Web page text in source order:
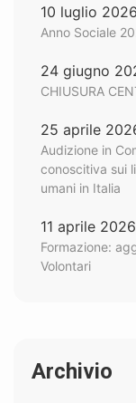
10 luglio 2026
Anno Sociale
24 giugno
CHIUSURA
25 aprile
Audizione in
conoscitiva sui
umani in Italia
11 aprile 2026
Formazione:
Volontari
Archivio